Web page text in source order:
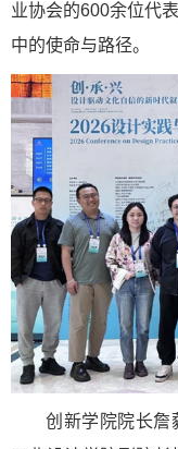
业协会的600余位代
中的使命与路径。
创新学院院长詹